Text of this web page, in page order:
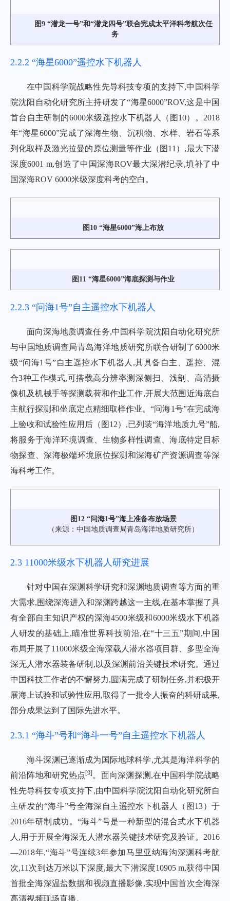
图9 “潜龙一号”和“潜龙四号”联合完成太平洋科考航次任
务
2.2.2 “海星6000”遥控水下机器人
在中国科学院战略性先导科技专项的支持下,中国科学
院沈阳自动化研究所主持研发了“海星6000”ROV,这是中国
首台自主研制的6000米级遥控水下机器人（ 图10）。2018
年“海星6000”完成了深海生物、沉积物、水样、岩石等系
列化取样及激光拉曼的原位测量等作业（ 图11 ）,最大下潜
深度6001 m,创造了中国深海ROV最大深潜纪录,填补了中
国深海ROV 6000米级深度科考的空白。
图10 “海星6000”海上布放
图11 “海星6000”海底探测与作业
2.2.3 “问海1号”自主遥控水下机器人
面向深海地质调查任务,中国科学院沈阳自动化研究所
与中国地质调查局青岛海洋地质研究所联合研制了6000米
级“问海1号”自主遥控水下机器人,其具备自主、遥控、混
合3种工作模式,可搭载高分辨率测深侧扫、浅剖、高清摄
像机及机械手等探测载荷和作业工作,开展大范围近海底自
主航行探测和坐底定点精细取样作业。“问海1号”在完成海
上验收和试验性应用后（ 图12）,已列装“海洋地质九号”船,
将服务于海洋环境调查、生物多样性调查、海底特定目标
物探查、深海极端环境原位探测和深海矿产资源调查等深
海科考工作。
图12 “问海1号”海上准备布放场景
（来源：中国地质调查局青岛海洋地质研究所）
2.3 11000米级水下机器人研究进展
针对中国在深渊科学研究和深渊地质调查等方面的重
大需求,围绕深海进入和深渊跨越这一主线,在基本掌握了具
有全部自主知识产权的深海4500米级和6000米级水下机器
人研发的基础上,瞄准世界科技前沿,在“十三五”期间,中国
布局开展了11000米级全海深载人潜水器项目群、多型全海
深无人潜水器装备研制,以及深渊前沿关键技术研究。通过
中国科技工作者的不懈努力,圆满完成了研制任务,并积极开
展海上试验和试验性应用,取得了一批令人振奋的科研成果,
部分成果达到了国际先进水平。
2.3.1 “海斗”号和“海斗一号”自主遥控水下机器人
海斗深渊已逐渐成为国际地球科学,尤其是海洋科学的
前沿阵地和研究热点[9] 。面向深渊探测,在中国科学院战略
性先导科技专项支持下,由中国科学院沈阳自动化研究所自
主研发的“海斗”号全海深自主遥控水下机器人（ 图13）于
2016年研制成功。“海斗”号是一种新型的混合式水下机器
人,用于开展全海深无人潜水器关键技术研究及验证。2016
—2018年,“海斗”号连续3年参加马里亚纳海沟深渊科考航
次,11次到达万米以下深度,最大下潜深度10905 m,获得中国
首批全海深温盐数据和视频直播影像,实现中国首次全海深
高清视频现场直播。